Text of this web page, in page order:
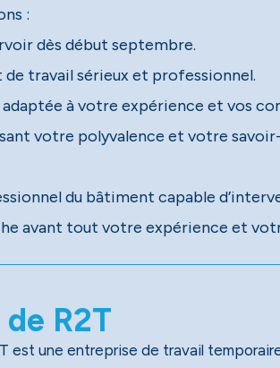
:
dès début septembre.
travail sérieux et professionnel.
à votre expérience et vos
votre polyvalence et votre
du bâtiment capable
avant tout votre expérience et
R2T
est une entreprise de travail